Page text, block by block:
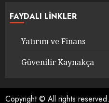
FAYDALI LINKLER
Yatırım ve Finans
Güvenilir Kaynakça
Copyright © All rights reserved.